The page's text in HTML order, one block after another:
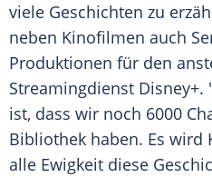
viele Geschichten zu
neben Kinofilmen auch
Produktionen für den
Streamingdienst Disney+.
ist, dass wir noch 6000
Bibliothek haben. Es wird
alle Ewigkeit diese